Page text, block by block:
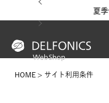
HOME サイト利用条件